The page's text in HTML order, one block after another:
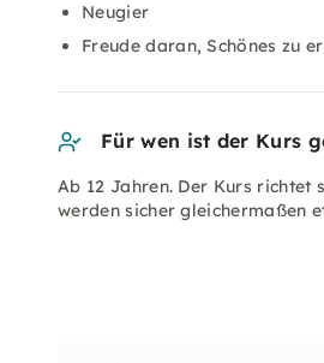
Neugier
Freude daran, Schönes zu
Für wen ist der Kurs
Ab 12 Jahren. Der Kurs richtet
werden sicher gleichermaßen